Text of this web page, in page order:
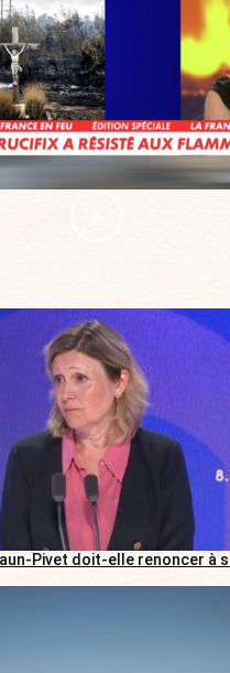
Pivet doit-elle renoncer à